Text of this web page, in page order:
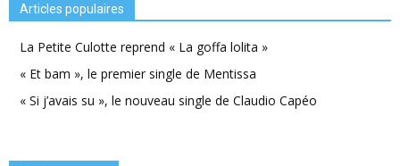
Articles populaires
La Petite Culotte reprend « La goffa lolita »
« Et bam », le premier single de Mentissa
« Si j’avais su », le nouveau single de Claudio Capéo